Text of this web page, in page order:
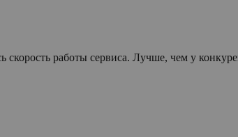
работы сервиса. Лучше, чем у